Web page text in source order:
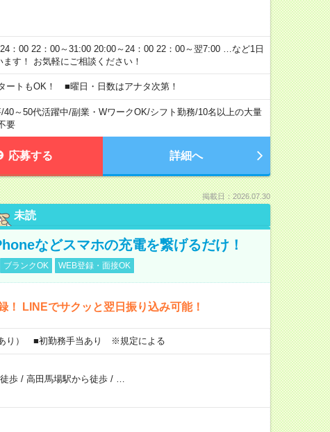
：00 22：00～31:00 20:00～24：00 22：00～翌7:00 …など1日
す！ お気軽にご相談ください！
トもOK！ ■曜日・日数はアナタ次第！
/40～50代活躍中/副業・WワークOK/シフト勤務/10名以上の大量
要
応募する 詳細へ
掲載日：2026.07.30
未読
などスマホの充電を繋げるだけ！
ブランクOK WEB登録・面接OK
LINEでサクッと翌日振り込み可能！
り） ■初勤務手当あり ※規定による
歩/ 高田馬場駅から徒歩/